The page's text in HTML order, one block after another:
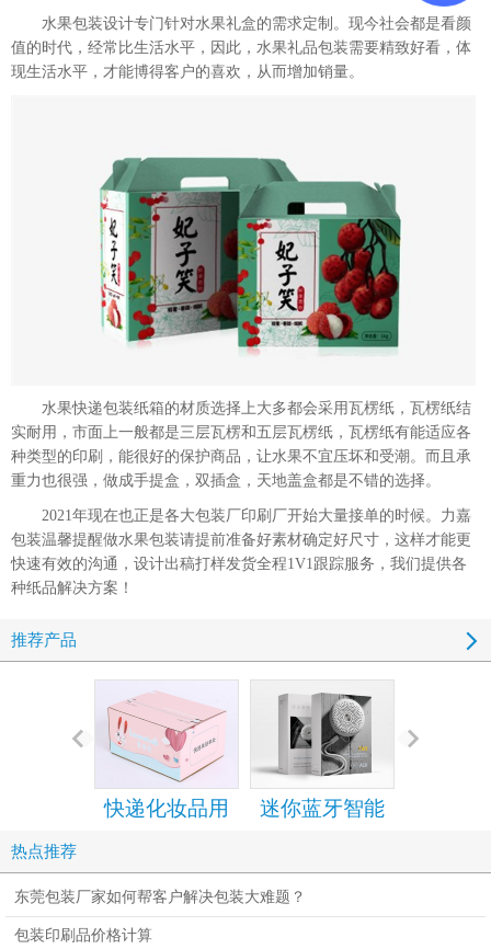
水果包装设计专门针对水果礼盒的需求定制。现今社会都是看颜
值的时代，经常比生活水平，因此，水果礼品包装需要精致好看，体
现生活水平，才能博得客户的喜欢，从而增加销量。
水果快递包装纸箱的材质选择上大多都会采用瓦楞纸，瓦楞纸结
实耐用，市面上一般都是三层瓦楞和五层瓦楞纸，瓦楞纸有能适应各
种类型的印刷，能很好的保护商品，让水果不宜压坏和受潮。而且承
重力也很强，做成手提盒，双插盒，天地盖盒都是不错的选择。
2021年现在也正是各大包装厂印刷厂开始大量接单的时候。力嘉
包装温馨提醒做水果包装请提前准备好素材确定好尺寸，这样才能更
快速有效的沟通，设计出稿打样发货全程1V1跟踪服务，我们提供各
种纸品解决方案！
推荐产品
快递化妆品用
迷你蓝牙智能
设计定制
热点推荐
东莞包装厂家如何帮客户解决包装大难题？
包装印刷品价格计算